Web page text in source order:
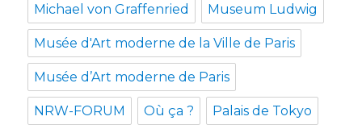
Michael von Graffenried Museum Ludwig
Musée d'Art moderne de la Ville de Paris
Musée d’Art moderne de Paris
NRW-FORUM Où ça ? Palais de Tokyo